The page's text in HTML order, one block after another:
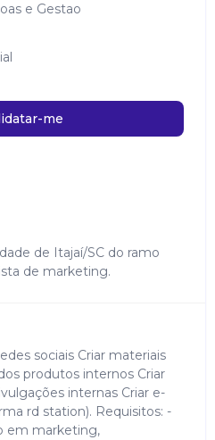
e Gestao
me
de Itajaí/SC do ramo
de marketing.
sociais Criar materiais
produtos internos Criar
internas Criar e-
rd station). Requisitos: -
em marketing,